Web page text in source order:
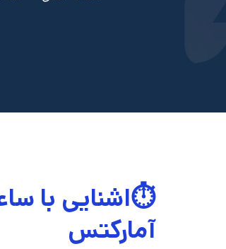
⏱️اشنایی با
آمارکتس